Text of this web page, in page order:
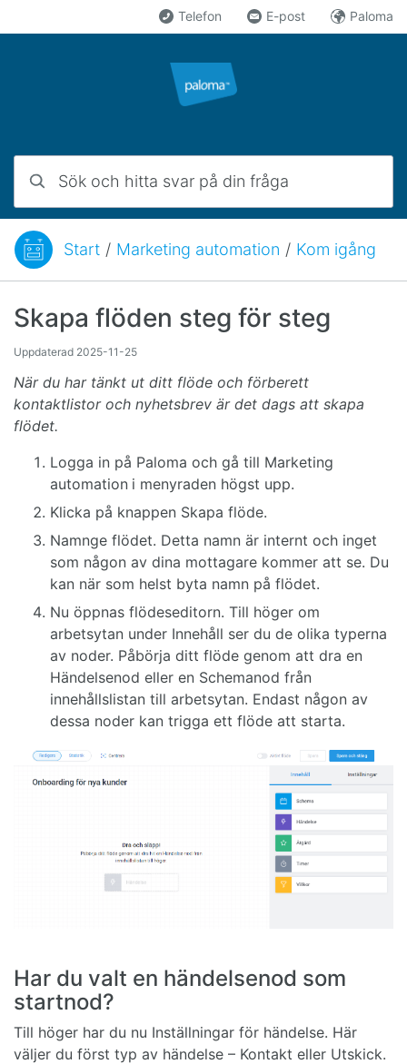
Telefon E-post Paloma
Du är här:Start / Marketing automation / Kom igång
Skapa flöden steg för steg
Uppdaterad 2025-11-25
När du har tänkt ut ditt flöde och förberett
kontaktlistor och nyhetsbrev är det dags att skapa
flödet.
Logga in på Paloma och gå till Marketing
automation i menyraden högst upp.
Klicka på knappen Skapa flöde.
Namnge flödet. Detta namn är internt och inget
som någon av dina mottagare kommer att se. Du
kan när som helst byta namn på flödet.
Nu öppnas flödeseditorn. Till höger om
arbetsytan under Innehåll ser du de olika typerna
av noder. Påbörja ditt flöde genom att dra en
Händelsenod eller en Schemanod från
innehållslistan till arbetsytan. Endast någon av
dessa noder kan trigga ett flöde att starta.
Har du valt en händelsenod som
startnod?
Till höger har du nu Inställningar för händelse. Här
väljer du först typ av händelse – Kontakt eller Utskick.